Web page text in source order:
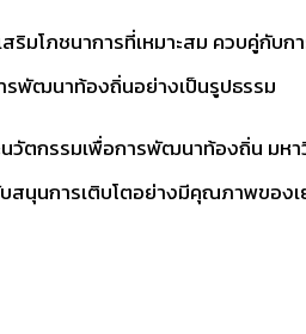
มโภชนาการที่เหมาะสม ควบคู่กับ
รพัฒนาท้องถิ่นอย่างเป็นรูปธรรม
นวัตกรรมเพื่อการพัฒนาท้องถิ่น ม
สนุนการเติบโตอย่างมีคุณภาพของ